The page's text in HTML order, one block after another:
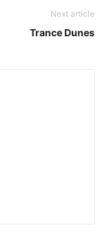
Next article
Trance Dunes